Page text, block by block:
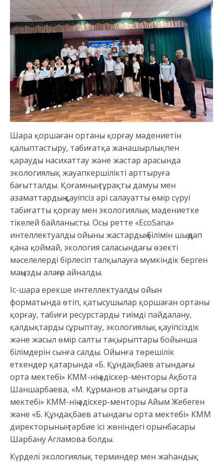
Шара қоршаған ортаны қорғау мәдениетін
қалыптастыру, табиғатқа жанашырлықпен
қарауды насихаттау және жастар арасында
экологиялық жауапкершілікті арттыруға
бағытталды. Қоғамның тұрақты дамуы мен
азаматтардың қауіпсіз әрі салауатты өмір сүруі
табиғатты қорғау мен экологиялық мәдениетке
тікелей байланысты. Осы ретте «EcoSana»
интеллектуалды ойыны жастардың білімін шыңдап
қана қоймай, экология саласындағы өзекті
мәселелерді бірлесіп талқылауға мүмкіндік берген
маңызды алаңға айналды.
Іс-шара ерекше интеллектуалды ойын
форматында өтіп, қатысушылар қоршаған ортаны
қорғау, табиғи ресурстарды тиімді пайдалану,
қалдықтарды сұрыптау, экологиялық қауіпсіздік
және жасыл өмір салты тақырыптары бойынша
білімдерін сынға салды. Ойынға төрешілік
еткендер қатарында «Б. Құндақбаев атындағы
орта мектебі» КММ-нің әдіскер-менторы Ақбота
Шаншарбаева, «М. Құрманов атындағы орта
мектебі» КММ-нің әдіскер-менторы Айым Жебеген
және «Б. Құндақбаев атындағы орта мектебі» КММ
директорының тәрбие ісі жөніндегі орынбасары
Шарбану Агламова болды.
Күрделі экологиялық терминдер мен жаһандық